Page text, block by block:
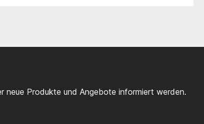
neue Produkte und Angebote informiert werden.